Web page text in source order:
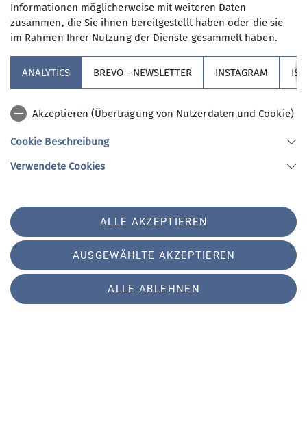
Von unserem Hotel in Zernez waren die Top-
Skigebiete um St. Moritz (wir haben nicht alle
geschafft) in max. 30 Minuten mit unserem Bus
oder per Bahn zu erreichen. Es war immer wieder
erstaunlich, wie über Nacht die Pisten in einen
„weltmeisterlichen“ Zustand“ präpariert wurden.
Es hat sich gelohnt und mit zwei Worten ist alles
voraussichtlich im
Februar 2027 vom 13. bis 20.02.
Prags, wieder zusammen mit den Langläufern.
Das Ski- und Betreuerteam wünscht einen
schönen Bergsommer. Man sieht sich!
In unserem
A&T-Programm finden sich alle Infos
und Details zum Nachschlagen.
Informationen möglicherweise mit weiteren Daten
zusammen, die Sie ihnen bereitgestellt haben oder die sie
im Rahmen Ihrer Nutzung der Dienste gesammelt haben.
ANALYTICS BREVO - NEWSLETTER INSTAGRAM
Akzeptieren (Übertragung von Nutzerdaten und Cookie)
Cookie Beschreibung
Verwendete Cookies
ALLE AKZEPTIEREN
AUSGEWÄHLTE AKZEPTIEREN
ALLE ABLEHNEN